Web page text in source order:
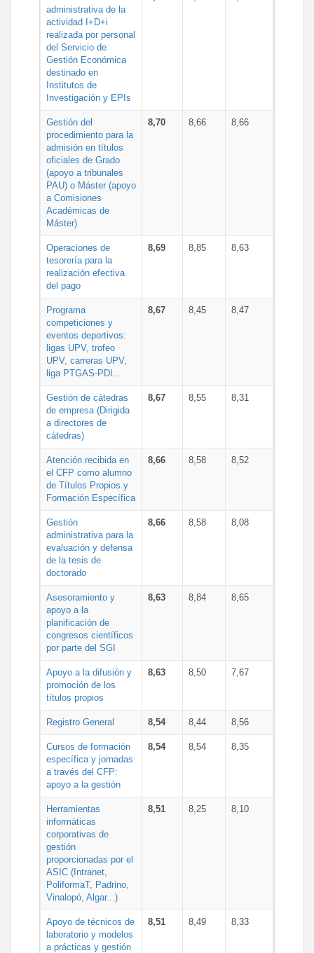
administrativa de la
actividad I+D+i
realizada por personal
del Servicio de
Gestión Económica
destinado en
Institutos de
Investigación y EPIs
Gestión del
procedimiento para la
admisión en títulos
oficiales de Grado
(apoyo a tribunales
PAU) o Máster (apoyo
a Comisiones
Académicas de
Máster)
8,70 8,66 8,66
Operaciones de
tesorería para la
realización efectiva
del pago
8,69 8,85 8,63
Programa
competiciones y
eventos deportivos:
ligas UPV, trofeo
UPV, carreras UPV,
liga PTGAS-PDI...
8,67 8,45 8,47
Gestión de cátedras
de empresa (Dirigida
a directores de
cátedras)
8,67 8,55 8,31
Atención recibida en
el CFP como alumno
de Títulos Propios y
Formación Específica
8,66 8,58 8,52
Gestión
administrativa para la
evaluación y defensa
de la tesis de
doctorado
8,66 8,58 8,08
Asesoramiento y
apoyo a la
planificación de
congresos científicos
por parte del SGI
8,63 8,84 8,65
Apoyo a la difusión y
promoción de los
títulos propios
8,63 8,50 7,67
Registro General 8,54 8,44 8,56
Cursos de formación
específica y jornadas
a través del CFP:
apoyo a la gestión
8,54 8,54 8,35
Herramientas
informáticas
corporativas de
gestión
proporcionadas por el
ASIC (Intranet,
PoliformaT, Padrino,
Vinalopó, Algar...)
8,51 8,25 8,10
Apoyo de técnicos de
laboratorio y modelos
a prácticas y gestión
8,51 8,49 8,33